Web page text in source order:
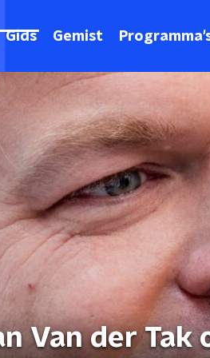
Gids Gemist
Van der